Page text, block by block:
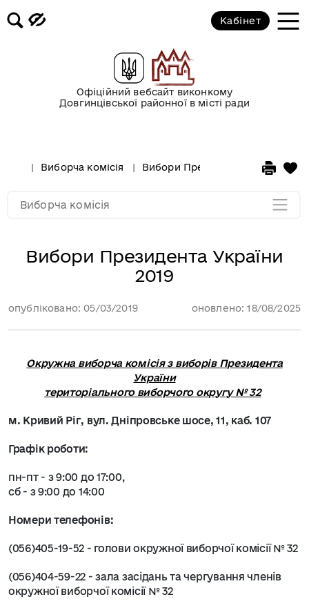
Офіційний вебсайт виконкому
Довгинцівської районної в місті ради
Кабінет
Виборча комісія Вибори Президента України
Вибори Президента України
2019
опубліковано: 05/03/2019 оновлено: 18/08/2025
Окружна виборча комісія з виборів Президента
України
територіального виборчого округу № 32
м. Кривий Ріг, вул. Дніпровське шосе, 11, каб. 107
Графік роботи:
пн-пт - з 9:00 до 17:00,
сб - з 9:00 до 14:00
Номери телефонів:
(056)405-19-52 - голови окружної виборчої комісії № 32
(056)404-59-22 - зала засідань та чергування членів
окружної виборчої комісії № 32
Виборча комісія
Позачергові вибори до Верховної
Вибори Президента України 2019